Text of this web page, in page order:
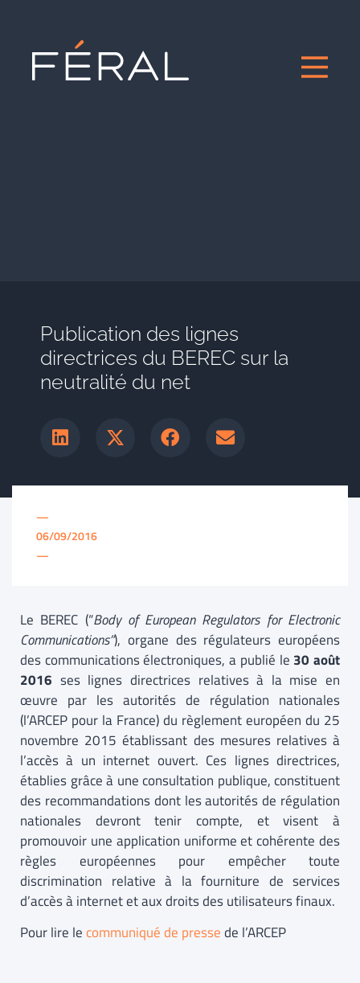
Publication des lignes
directrices du BEREC sur la
neutralité du net
—
06/09/2016
—
Le BEREC (“Body of European Regulators for Electronic
Communications”), organe des régulateurs européens
des communications électroniques, a publié le 30 août
2016 ses lignes directrices relatives à la mise en
œuvre par les autorités de régulation nationales
(l’ARCEP pour la France) du règlement européen du 25
novembre 2015 établissant des mesures relatives à
l’accès à un internet ouvert. Ces lignes directrices,
établies grâce à une consultation publique, constituent
des recommandations dont les autorités de régulation
nationales devront tenir compte, et visent à
promouvoir une application uniforme et cohérente des
règles européennes pour empêcher toute
discrimination relative à la fourniture de services
d’accès à internet et aux droits des utilisateurs finaux.
Pour lire lecommuniqué de pressede l’ARCEP